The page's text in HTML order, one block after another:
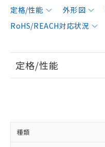
定格/性能 外形図
RoHS/REACH対応状況
定格/性能
種類